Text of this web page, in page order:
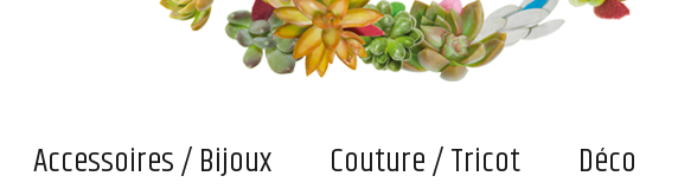
Accessoires / Bijoux Couture / Tricot Déco